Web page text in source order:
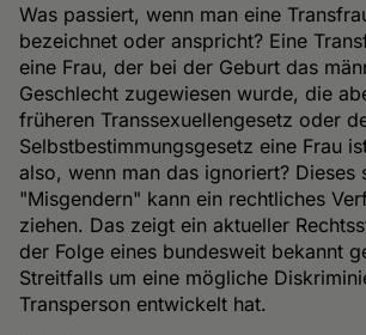
Was passiert, wenn man eine
bezeichnet oder anspricht? Eine
eine Frau, der bei der Geburt das
Geschlecht zugewiesen wurde, die
früheren Transsexuellengesetz oder
Selbstbestimmungsgesetz eine Frau
also, wenn man das ignoriert? Dieses
"Misgendern" kann ein rechtliches
ziehen. Das zeigt ein aktueller
der Folge eines bundesweit bekannt
Streitfalls um eine mögliche
Transperson entwickelt hat.